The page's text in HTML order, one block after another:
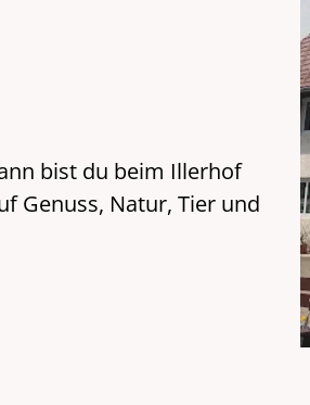
bist du beim Illerhof
Genuss, Natur, Tier und